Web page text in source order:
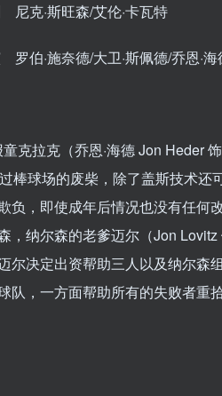
·斯旺森/艾伦·卡瓦特
·施奈德/大卫·斯佩德/乔恩·海
克拉克（乔恩·海德 Jon Heder
棒球场的废柴，除了盖斯技术还
，即使成年后情况也没有任何改
纳尔森的老爹迈尔（Jon
尔决定出资帮助三人以及纳尔森
队，一方面帮助所有的失败者重